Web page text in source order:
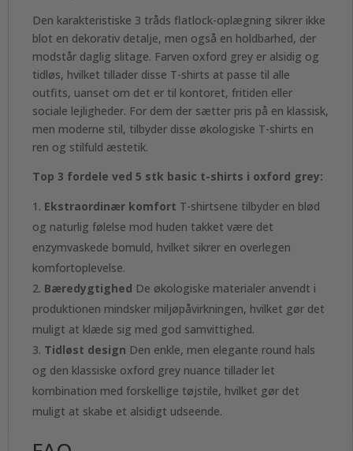
Den karakteristiske 3 tråds flatlock-oplægning sikrer ikke
blot en dekorativ detalje, men også en holdbarhed, der
modstår daglig slitage. Farven oxford grey er alsidig og
tidløs, hvilket tillader disse T-shirts at passe til alle
outfits, uanset om det er til kontoret, fritiden eller
sociale lejligheder. For dem der sætter pris på en klassisk,
men moderne stil, tilbyder disse økologiske T-shirts en
ren og stilfuld æstetik.
Top 3 fordele ved 5 stk basic t-shirts i oxford grey:
Ekstraordinær komfort T-shirtsene tilbyder en blød
og naturlig følelse mod huden takket være det
enzymvaskede bomuld, hvilket sikrer en overlegen
komfortoplevelse.
Bæredygtighed De økologiske materialer anvendt i
produktionen mindsker miljøpåvirkningen, hvilket gør det
muligt at klæde sig med god samvittighed.
Tidløst design Den enkle, men elegante round hals
og den klassiske oxford grey nuance tillader let
kombination med forskellige tøjstile, hvilket gør det
muligt at skabe et alsidigt udseende.